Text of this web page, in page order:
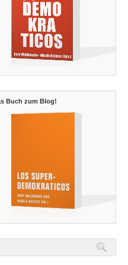
Buch zum Blog!